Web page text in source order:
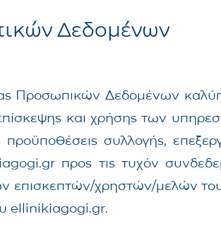
Δεδομένων
Προσωπικών Δεδομένων
και χρήσης των
συλλογής,
προς τις τυχόν
επισκεπτών/χρηστών/μελών
ellinikiagogi.gr.